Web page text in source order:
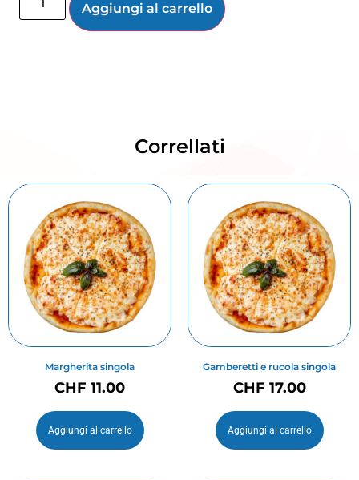
Aggiungi al carrello
Correllati
Margherita singola
CHF 11.00
Aggiungi al carrello
Gamberetti e rucola singola
CHF 17.00
Aggiungi al carrello